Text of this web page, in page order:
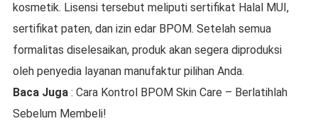
kosmetik. Lisensi tersebut meliputi sertifikat Halal MUI,
sertifikat paten, dan izin edar BPOM. Setelah semua
formalitas diselesaikan, produk akan segera diproduksi
oleh penyedia layanan manufaktur pilihan Anda.
Baca Juga: Cara Kontrol BPOM Skin Care – Berlatihlah
Sebelum Membeli!